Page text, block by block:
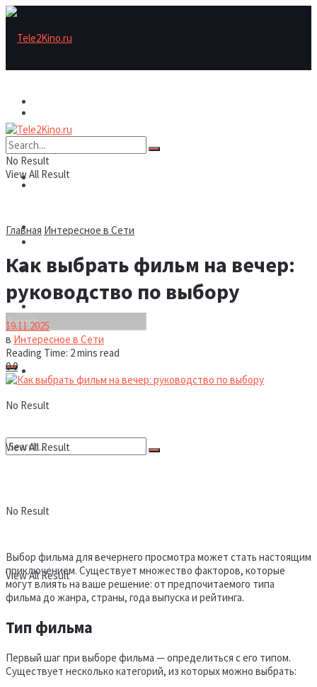
Рецензии/трейлеры
Шоу бизнес
No Result
View All Result
Рецензии/трейлеры
Шоу бизнес
Новости
No Result
View All Result
No Result
View All Result
Главная Интересное в Сети
Как выбрать фильм на вечер:
руководство по выбору
19.11.2025
в Интересное в Сети
Reading Time: 2 mins read
00
Выбор фильма для вечернего просмотра может стать настоящим
приключением. Существует множество факторов, которые
могут влиять на ваше решение: от предпочитаемого типа
фильма до жанра, страны, года выпуска и рейтинга.
Тип фильма
Первый шаг при выборе фильма — определиться с его типом.
Существует несколько категорий, из которых можно выбрать: